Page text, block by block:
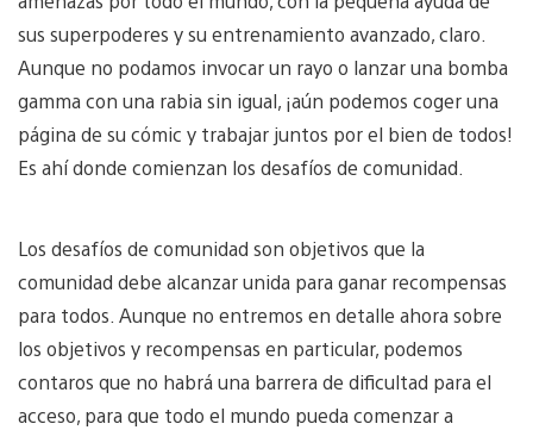
sus superpoderes y su entrenamiento avanzado, claro.
Aunque no podamos invocar un rayo o lanzar una bomba
gamma con una rabia sin igual, ¡aún podemos coger una
página de su cómic y trabajar juntos por el bien de todos!
Es ahí donde comienzan los desafíos de comunidad.
Los desafíos de comunidad son objetivos que la
comunidad debe alcanzar unida para ganar recompensas
para todos. Aunque no entremos en detalle ahora sobre
los objetivos y recompensas en particular, podemos
contaros que no habrá una barrera de dificultad para el
acceso, para que todo el mundo pueda comenzar a